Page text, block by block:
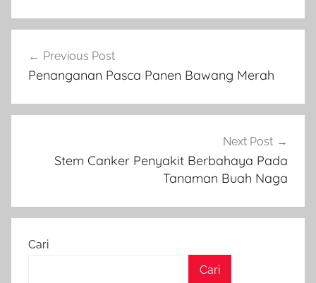
pos
Previous Post
Penanganan Pasca Panen Bawang Merah
Next Post
Stem Canker Penyakit Berbahaya Pada
Tanaman Buah Naga
Cari
Cari